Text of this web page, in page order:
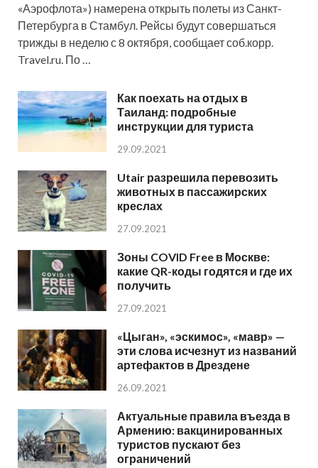
«Аэрофлота») намерена открыть полеты из Санкт-
Петербурга в Стамбул. Рейсы будут совершаться
трижды в неделю с 8 октября, сообщает соб.корр.
Travel.ru. По …
Как поехать на отдых в
Таиланд: подробные
инструкции для туриста
29.09.2021
Utair разрешила перевозить
животных в пассажирских
креслах
27.09.2021
Зоны COVID Free в Москве:
какие QR-коды годятся и где их
получить
27.09.2021
«Цыган», «эскимос», «мавр» —
эти слова исчезнут из названий
артефактов в Дрездене
26.09.2021
Актуальные правила въезда в
Армению: вакцинированных
туристов пускают без
ограничений